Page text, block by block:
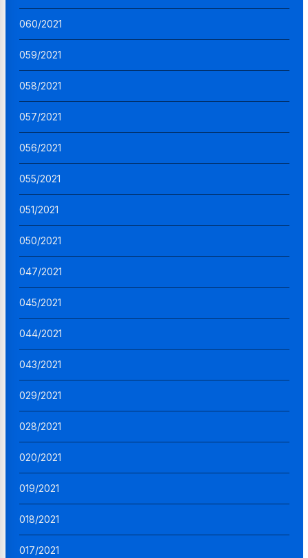
060/2021
059/2021
058/2021
057/2021
056/2021
055/2021
051/2021
050/2021
047/2021
045/2021
044/2021
043/2021
029/2021
028/2021
020/2021
019/2021
018/2021
017/2021